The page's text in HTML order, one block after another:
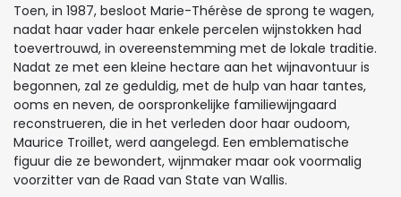
Toen, in 1987, besloot Marie-Thérèse de sprong te wagen,
nadat haar vader haar enkele percelen wijnstokken had
toevertrouwd, in overeenstemming met de lokale traditie.
Nadat ze met een kleine hectare aan het wijnavontuur is
begonnen, zal ze geduldig, met de hulp van haar tantes,
ooms en neven, de oorspronkelijke familiewijngaard
reconstrueren, die in het verleden door haar oudoom,
Maurice Troillet, werd aangelegd. Een emblematische
figuur die ze bewondert, wijnmaker maar ook voormalig
voorzitter van de Raad van State van Wallis.